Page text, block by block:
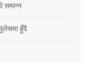
सम्पन्न
हुँदै